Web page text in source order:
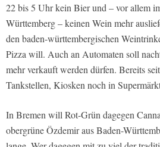
22 bis 5 Uhr kein Bier und – vor allem
Württemberg – keinen Wein mehr
den baden-württembergischen
Pizza will. Auch an Automaten soll
mehr verkauft werden dürfen. Bereits
Tankstellen, Kiosken noch in
In Bremen will Rot-Grün dagegen
obergrüne Özdemir aus Baden-